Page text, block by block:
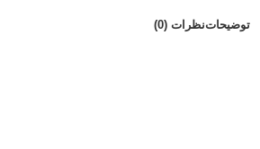
توضیحاتنظرات (0)